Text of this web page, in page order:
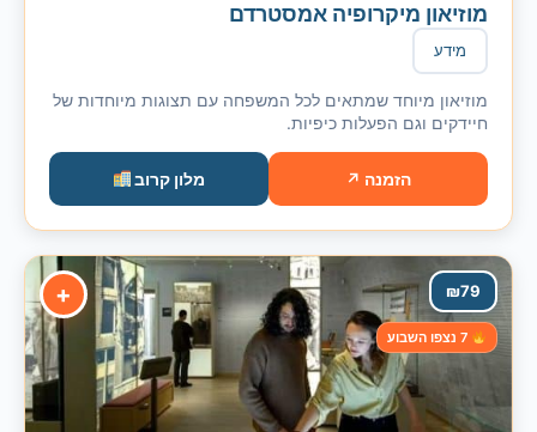
מוזיאון מיקרופיה אמסטרדם
מידע
מוזיאון מיוחד שמתאים לכל המשפחה עם תצוגות מיוחדות של
חיידקים וגם הפעלות כיפיות.
הזמנה ↗ מלון קרוב
+ 79
₪